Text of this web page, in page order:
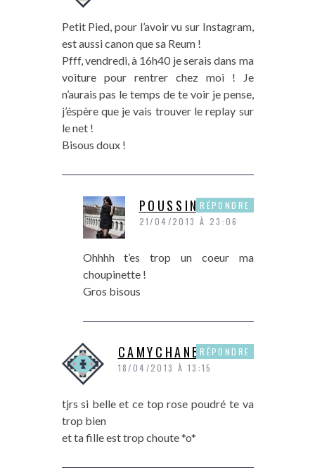
Petit Pied, pour l’avoir vu sur Instagram,
est aussi canon que sa Reum !
Pfff, vendredi, à 16h40 je serais dans ma
voiture pour rentrer chez moi ! Je
n’aurais pas le temps de te voir je pense,
j’éspère que je vais trouver le replay sur
le net !
Bisous doux !
POUSSINE
21/04/2013 À 23:06
Ohhhh t’es trop un coeur ma
choupinette !
Gros bisous
RÉPONDRE
CAMYCHANBLOG
18/04/2013 À 13:15
tjrs si belle et ce top rose poudré te va
trop bien
et ta fille est trop choute *o*
RÉPONDRE